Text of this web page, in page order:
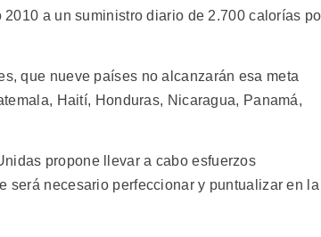
a un suministro diario de 2.700 calorías
que nueve países no alcanzarán esa meta
Haití, Honduras, Nicaragua, Panamá,
propone llevar a cabo esfuerzos
será necesario perfeccionar y puntualizar en la